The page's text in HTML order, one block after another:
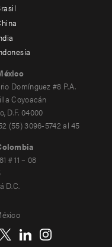
Domínguez #8 P.A.
Coyoacán
D.F. 04000
(55) 3096-5742 al 45
# 11 – 08
D.C.